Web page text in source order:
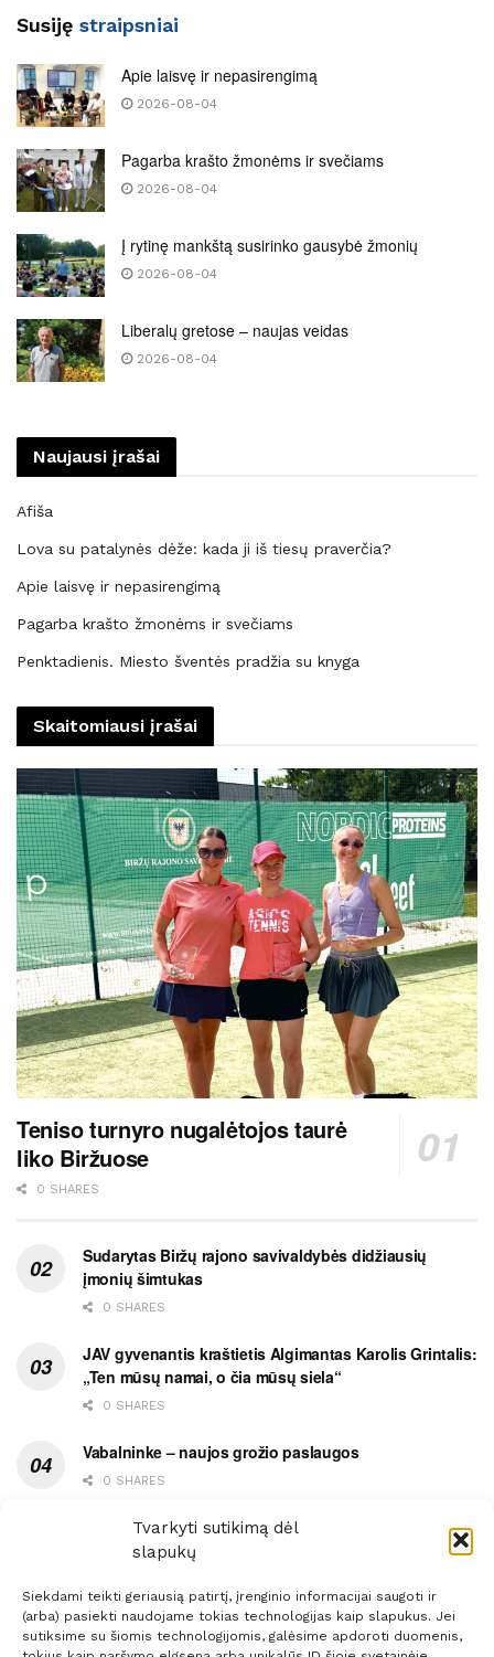
Tvarkyti sutikimą dėl
slapukų
Siekdami teikti geriausią patirtį, įrenginio informacijai saugoti ir
(arba) pasiekti naudojame tokias technologijas kaip slapukus. Jei
sutiksime su šiomis technologijomis, galėsime apdoroti duomenis,
Susiję straipsniai
Apie laisvę ir nepasirengimą
2026-08-04
Pagarba krašto žmonėms ir svečiams
2026-08-04
Į rytinę mankštą susirinko gausybė žmonių
2026-08-04
Liberalų gretose – naujas veidas
2026-08-04
Naujausi įrašai
Afiša
Lova su patalynės dėže: kada ji iš tiesų praverčia?
Apie laisvę ir nepasirengimą
Pagarba krašto žmonėms ir svečiams
Penktadienis. Miesto šventės pradžia su knyga
Skaitomiausi įrašai
Teniso turnyro nugalėtojos taurė
liko Biržuose
0 SHARES
Sudarytas Biržų rajono savivaldybės didžiausių
įmonių šimtukas
0 SHARES
JAV gyvenantis kraštietis Algimantas Karolis Grintalis:
„Ten mūsų namai, o čia mūsų siela“
0 SHARES
Vabalninke – naujos grožio paslaugos
0 SHARES
Vytauto gatvės grimasos, arba užsitęsusi Biržų gėda
0 SHARES